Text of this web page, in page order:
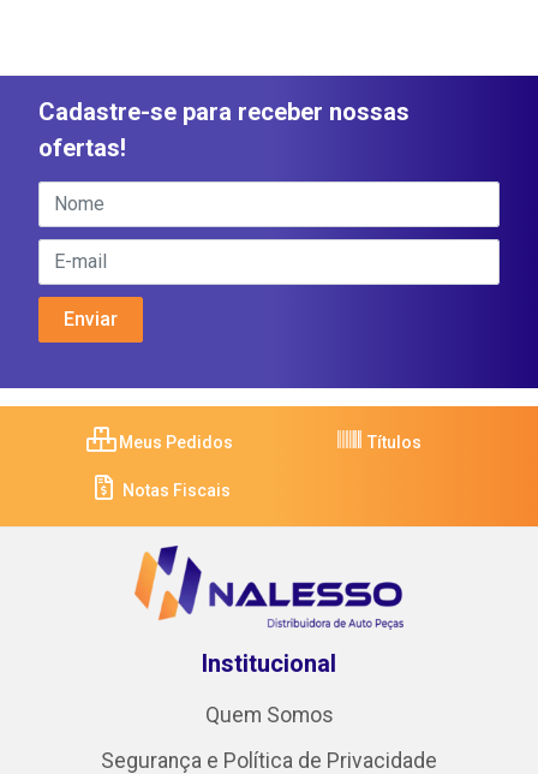
Cadastre-se para receber nossas
ofertas!
Meus Pedidos Títulos
Notas Fiscais
Institucional
Quem Somos
Segurança e Política de Privacidade